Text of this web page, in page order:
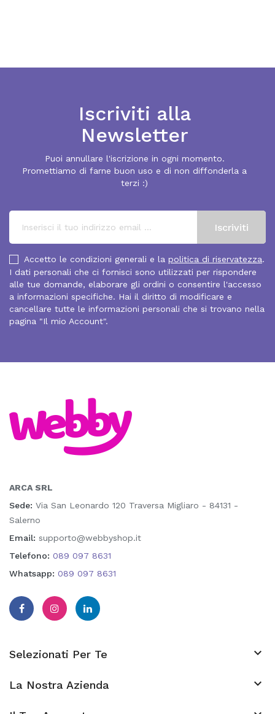
Iscriviti alla
Newsletter
Puoi annullare l'iscrizione in ogni momento.
Promettiamo di farne buon uso e di non diffonderla a
terzi :)
Accetto le condizioni generali e la politica di riservatezza.
I dati personali che ci fornisci sono utilizzati per rispondere
alle tue domande, elaborare gli ordini o consentire l'accesso
a informazioni specifiche. Hai il diritto di modificare e
cancellare tutte le informazioni personali che si trovano nella
pagina "Il mio Account".
ARCA SRL
Sede: Via San Leonardo 120 Traversa Migliaro - 84131 -
Salerno
Email: supporto@webbyshop.it
Telefono: 089 097 8631
Whatsapp: 089 097 8631
Selezionati Per Te 
La Nostra Azienda 